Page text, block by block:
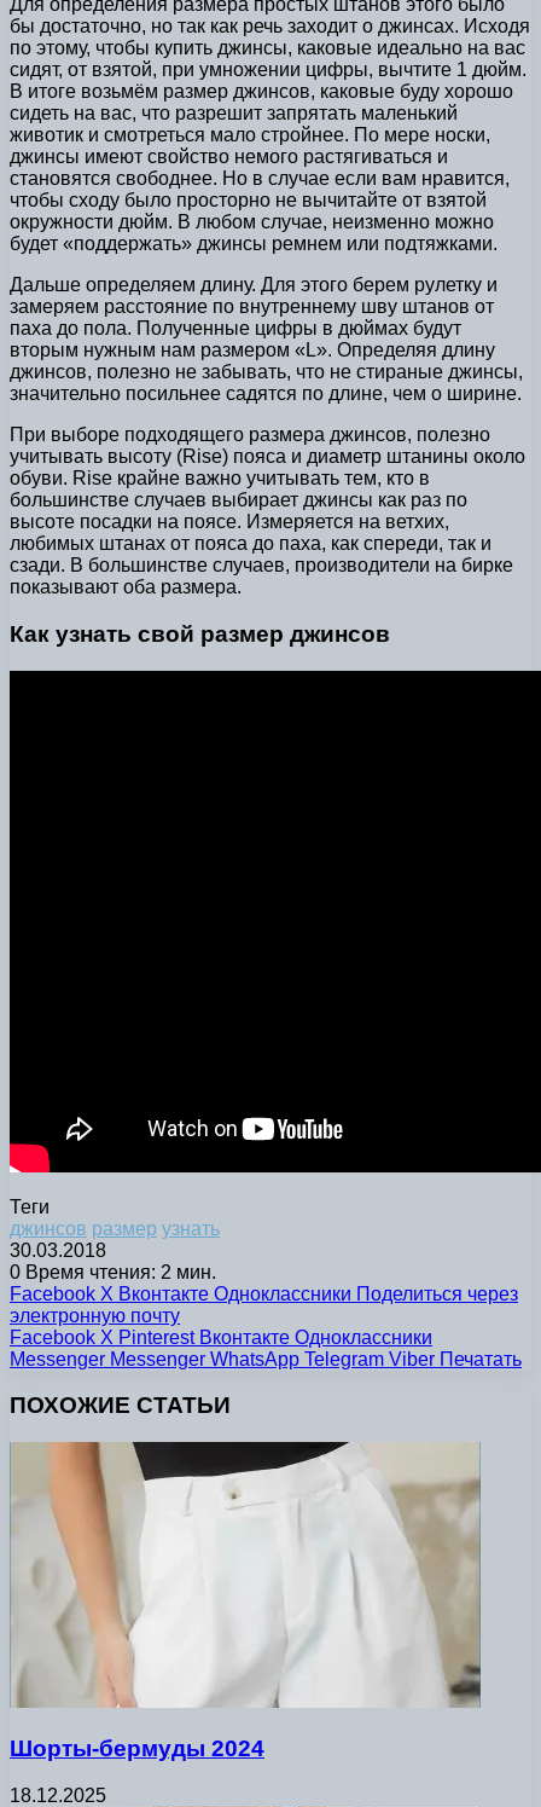
Для определения размера простых штанов этого было
бы достаточно, но так как речь заходит о джинсах. Исходя
по этому, чтобы купить джинсы, каковые идеально на вас
сидят, от взятой, при умножении цифры, вычтите 1 дюйм.
В итоге возьмём размер джинсов, каковые буду хорошо
сидеть на вас, что разрешит запрятать маленький
животик и смотреться мало стройнее. По мере носки,
джинсы имеют свойство немого растягиваться и
становятся свободнее. Но в случае если вам нравится,
чтобы сходу было просторно не вычитайте от взятой
окружности дюйм. В любом случае, неизменно можно
будет «поддержать» джинсы ремнем или подтяжками.
Дальше определяем длину. Для этого берем рулетку и
замеряем расстояние по внутреннему шву штанов от
паха до пола. Полученные цифры в дюймах будут
вторым нужным нам размером «L». Определяя длину
джинсов, полезно не забывать, что не стираные джинсы,
значительно посильнее садятся по длине, чем о ширине.
При выборе подходящего размера джинсов, полезно
учитывать высоту (Rise) пояса и диаметр штанины около
обуви. Rise крайне важно учитывать тем, кто в
большинстве случаев выбирает джинсы как раз по
высоте посадки на поясе. Измеряется на ветхих,
любимых штанах от пояса до паха, как спереди, так и
сзади. В большинстве случаев, производители на бирке
показывают оба размера.
Как узнать свой размер джинсов
Теги
джинсов размер узнать
30.03.2018
0 Время чтения: 2 мин.
Facebook X Вконтакте Одноклассники Поделиться через
электронную почту
Facebook X Pinterest Вконтакте Одноклассники
Messenger Messenger WhatsApp Telegram Viber Печатать
ПОХОЖИЕ СТАТЬИ
Шорты-бермуды 2024
18.12.2025